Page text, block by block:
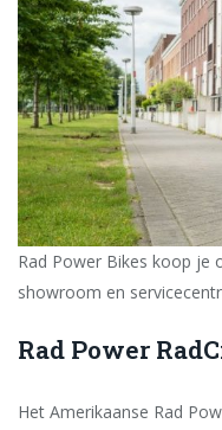
Rad Power Bikes koop je
showroom en
Rad Power
Het Amerikaanse Rad